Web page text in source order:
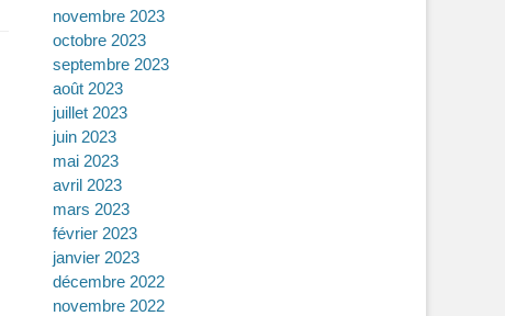
novembre 2023
octobre 2023
septembre 2023
août 2023
juillet 2023
juin 2023
mai 2023
avril 2023
mars 2023
février 2023
janvier 2023
décembre 2022
novembre 2022